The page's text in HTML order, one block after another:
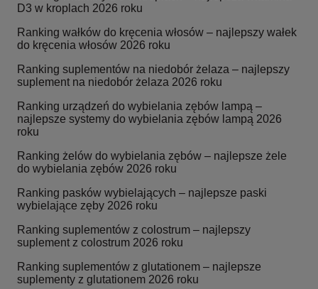
D3 w kroplach 2026 roku
Ranking wałków do kręcenia włosów – najlepszy wałek
do kręcenia włosów 2026 roku
Ranking suplementów na niedobór żelaza – najlepszy
suplement na niedobór żelaza 2026 roku
Ranking urządzeń do wybielania zębów lampą –
najlepsze systemy do wybielania zębów lampą 2026
roku
Ranking żelów do wybielania zębów – najlepsze żele
do wybielania zębów 2026 roku
Ranking pasków wybielających – najlepsze paski
wybielające zęby 2026 roku
Ranking suplementów z colostrum – najlepszy
suplement z colostrum 2026 roku
Ranking suplementów z glutationem – najlepsze
suplementy z glutationem 2026 roku